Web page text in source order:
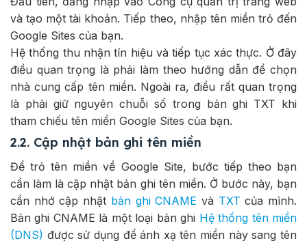
và tạo một tài khoản. Tiếp theo, nhập tên miền trỏ đến
Google Sites của bạn.
Hệ thống thu nhận tín hiệu và tiếp tục xác thực. Ở đây
điều quan trọng là phải làm theo hướng dẫn để chọn
nhà cung cấp tên miền. Ngoài ra, điều rất quan trọng
là phải giữ nguyên chuỗi số trong bản ghi TXT khi
tham chiếu tên miền Google Sites của bạn.
2.2. Cập nhật bản ghi tên miền
Để trỏ tên miền về Google Site, bước tiếp theo bạn
cần làm là cập nhật bản ghi tên miền. Ở bước này, bạn
cần nhớ cập nhật bản ghi CNAME và TXT của mình.
Bản ghi CNAME là một loại bản ghi Hệ thống tên miền
(DNS) được sử dụng để ánh xạ tên miền này sang tên